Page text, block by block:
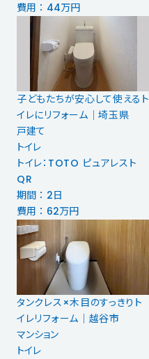
費用 ： 44万円
子どもたちが安心して使えるト
イレにリフォーム｜埼玉県
戸建て
トイレ
トイレ：TOTO ピュアレスト
QR
期間 ： 2日
費用 ： 62万円
タンクレス×木目のすっきりト
イレリフォーム｜越谷市
マンション
トイレ